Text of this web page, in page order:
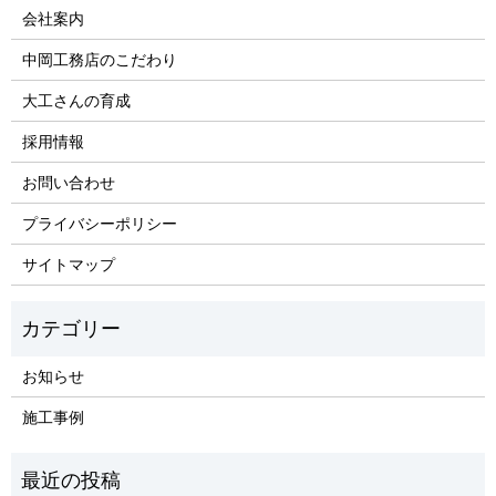
会社案内
中岡工務店のこだわり
大工さんの育成
採用情報
お問い合わせ
プライバシーポリシー
サイトマップ
お知らせ
施工事例